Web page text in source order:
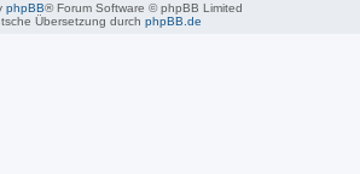
phpBB® Forum Software © phpBB Limited
Übersetzung durch phpBB.de